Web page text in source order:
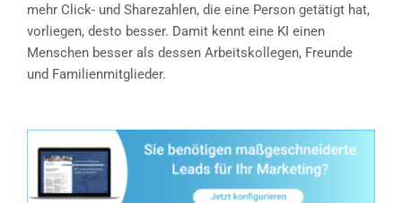
mehr Click- und Sharezahlen, die eine Person getätigt hat,
vorliegen, desto besser. Damit kennt eine KI einen
Menschen besser als dessen Arbeitskollegen, Freunde
und Familienmitglieder.